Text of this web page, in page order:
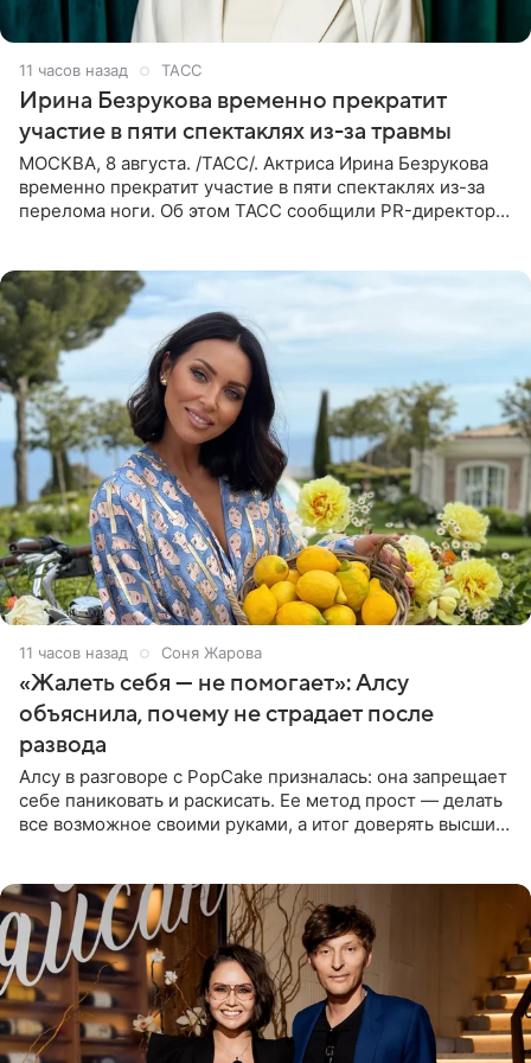
11 часов назад ТАСС
Ирина Безрукова временно прекратит
участие в пяти спектаклях из-за травмы
МОСКВА, 8 августа. /ТАСС/. Актриса Ирина Безрукова
временно прекратит участие в пяти спектаклях из-за
перелома ноги. Об этом ТАСС сообщили PR-директор
11 часов назад Соня Жарова
«Жалеть себя — не помогает»: Алсу
объяснила, почему не страдает после
развода
Алсу в разговоре с PopCake призналась: она запрещает
себе паниковать и раскисать. Ее метод прост — делать
все возможное своими руками, а итог доверять высшим